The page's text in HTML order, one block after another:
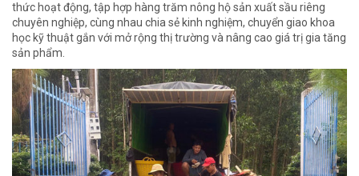
thức hoạt động, tập hợp hàng trăm nông hộ sản xuất sầu riêng
chuyên nghiệp, cùng nhau chia sẻ kinh nghiệm, chuyển giao khoa
học kỹ thuật gắn với mở rộng thị trường và nâng cao giá trị gia tăng
sản phẩm.